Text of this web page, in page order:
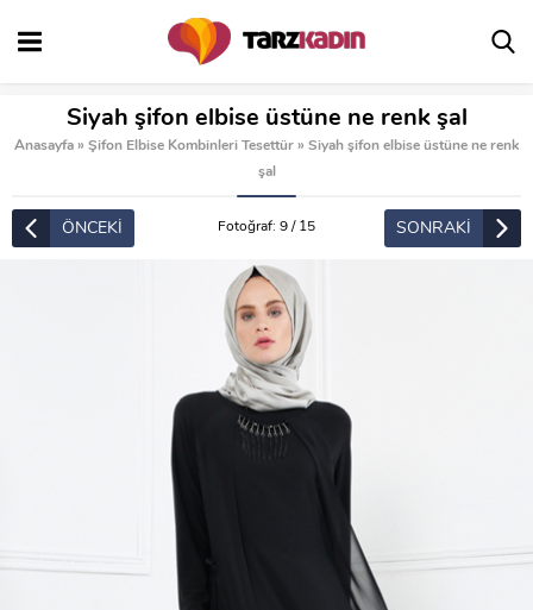
Siyah şifon elbise üstüne ne renk şal
Anasayfa » Şifon Elbise Kombinleri Tesettür » Siyah şifon elbise üstüne ne renk
şal
ÖNCEKİ Fotoğraf: 9 / 15 SONRAKİ